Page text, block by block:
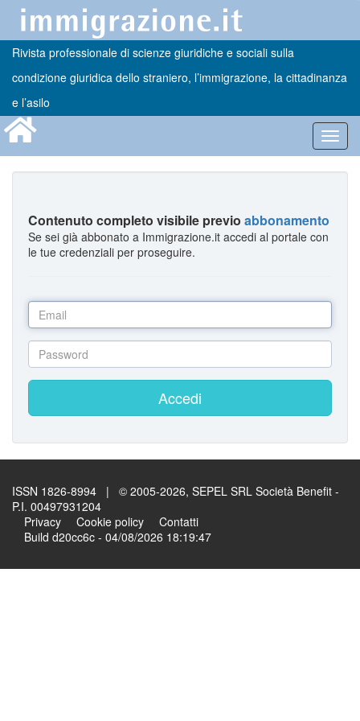
Rivista professionale di scienze giuridiche e sociali sulla
condizione giuridica dello straniero, l’immigrazione, la cittadinanza
e l’asilo
Contenuto completo visibile previo abbonamento
Se sei già abbonato a Immigrazione.it accedi al portale con
le tue credenziali per proseguire.
Accedi
ISSN 1826-8994 | © 2005-2026, SEPEL SRL Società Benefit -
P.I. 00497931204
Privacy
Cookie policy
Contatti
Build d20cc6c - 04/08/2026 18:19:47